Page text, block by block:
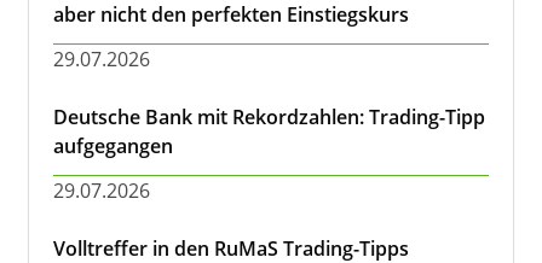
aber nicht den perfekten Einstiegskurs
29.07.2026
Deutsche Bank mit Rekordzahlen: Trading-Tipp
aufgegangen
29.07.2026
Volltreffer in den RuMaS Trading-Tipps